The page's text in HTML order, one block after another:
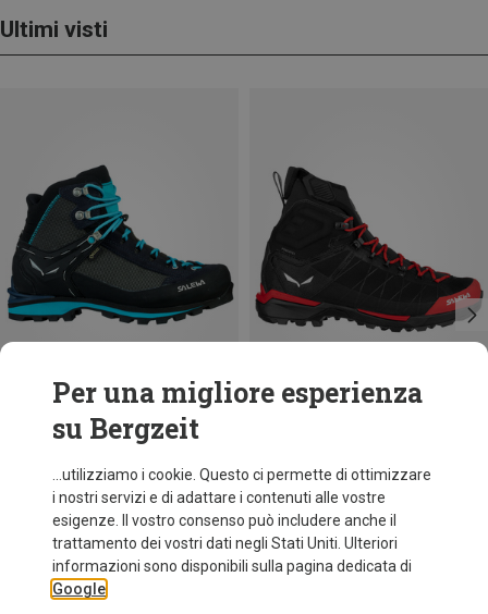
Ultimi visti
Risparmi 10%
Per una migliore esperienza
su Bergzeit
...utilizziamo i cookie. Questo ci permette di ottimizzare
i nostri servizi e di adattare i contenuti alle vostre
esigenze. Il vostro consenso può includere anche il
trattamento dei vostri dati negli Stati Uniti. Ulteriori
informazioni sono disponibili sulla pagina dedicata di
Google